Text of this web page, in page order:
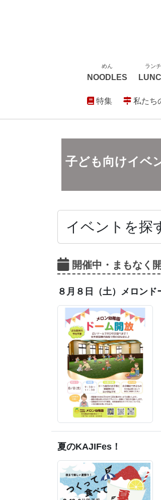
めん
NOODLES
ランチ
特集 私たち
子ども向けイベ
イベントを探
開催中・まもなく
８月８日（土）メロンド
夏のKAJIFes！